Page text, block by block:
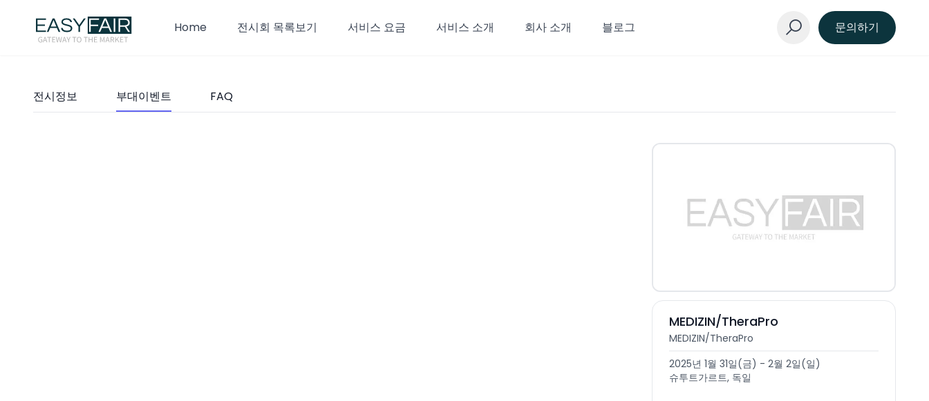
Home 전시회 목록보기 서비스 요금 서비스 소개 회사 소개 블로그 문의하기
전시정보 부대이벤트 FAQ
MEDIZIN/TheraPro
MEDIZIN/TheraPro
2025년 1월 31일(금) - 2월 2일(일)
슈투트가르트, 독일